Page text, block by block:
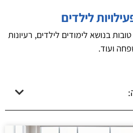
לילדים
בנושא לימודים לילדים, רעיונות
ועוד.